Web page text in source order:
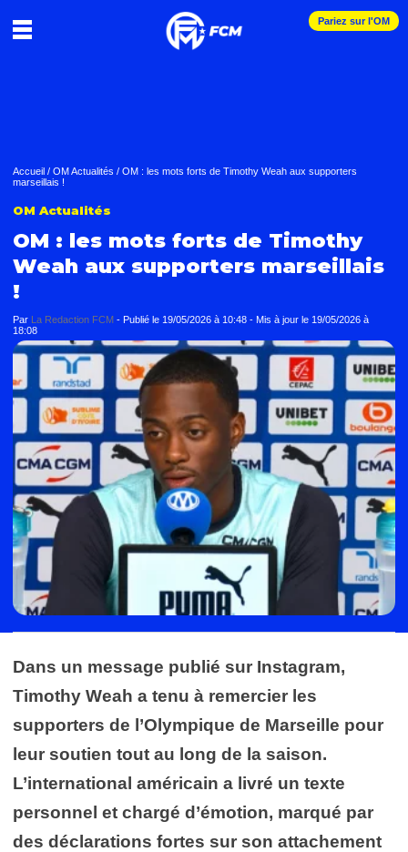
Pariez sur l'OM
Accueil / OM Actualités / OM : les mots forts de Timothy Weah aux supporters
marseillais !
OM Actualités
OM : les mots forts de Timothy
Weah aux supporters marseillais
!
Par La Redaction FCM - Publié le 19/05/2026 à 10:48 - Mis à jour le 19/05/2026 à
18:08
Dans un message publié sur Instagram,
Timothy Weah a tenu à remercier les
supporters de l’Olympique de Marseille pour
leur soutien tout au long de la saison.
L’international américain a livré un texte
personnel et chargé d’émotion, marqué par
des déclarations fortes sur son attachement